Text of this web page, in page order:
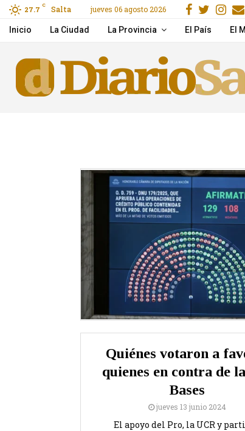
27.7 C Salta jueves 06 agosto 2026
novio Trasladaron
Facebook
Gorjeo
Inicio La Ciudad La Provincia El País El
Quiénes votaron a
quienes en contra de
Bases
jueves 13 junio 2024
El apoyo del Pro, la UCR y